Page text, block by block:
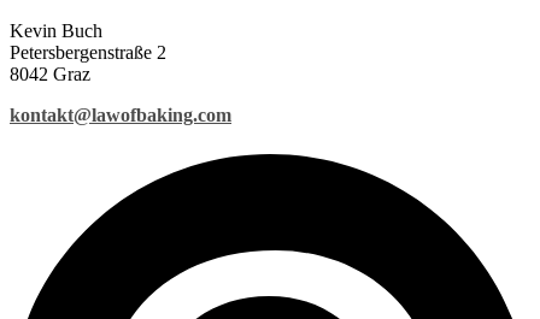
Kevin Buch
Petersbergenstraße 2
8042 Graz
kontakt@lawofbaking.com